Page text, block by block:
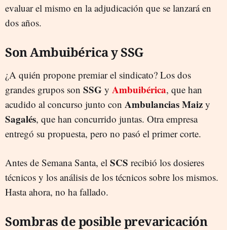
evaluar el mismo en la adjudicación que se lanzará en
dos años.
Son Ambuibérica y SSG
¿A quién propone premiar el sindicato? Los dos
grandes grupos son SSG y Ambuibérica, que han
acudido al concurso junto con Ambulancias Maiz y
Sagalés, que han concurrido juntas. Otra empresa
entregó su propuesta, pero no pasó el primer corte.
Antes de Semana Santa, el SCS recibió los dosieres
técnicos y los análisis de los técnicos sobre los mismos.
Hasta ahora, no ha fallado.
Sombras de posible prevaricación